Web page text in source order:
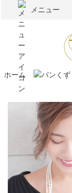
メニュー
ホーム